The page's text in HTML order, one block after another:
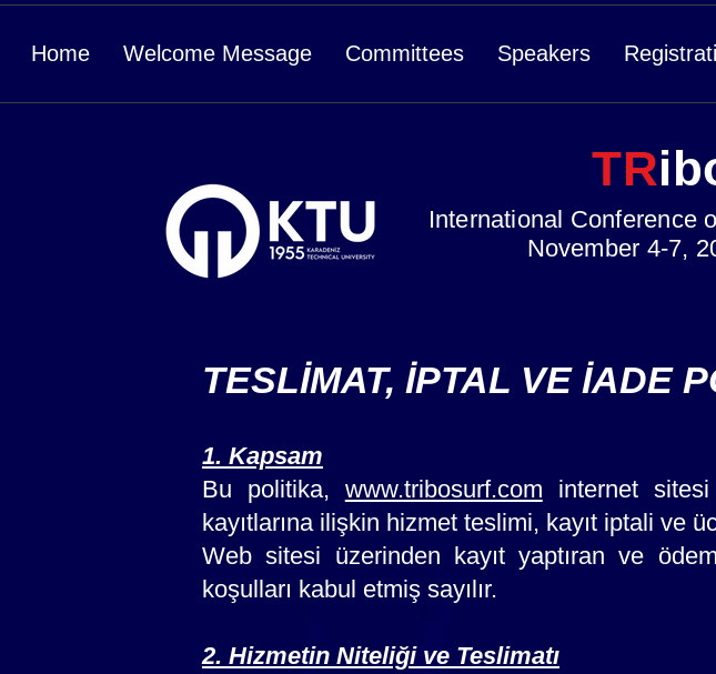
Home Welcome Message Committees Speakers
TR
International Conference
November 4-7,
TESLİMAT, İPTAL VE İADE
1. Kapsam
Bu politika, www.tribosurf.com internet sitesi
kayıtlarına ilişkin hizmet teslimi, kayıt iptali ve
Web sitesi üzerinden kayıt yaptıran ve
koşulları kabul etmiş sayılır.
2. Hizmetin Niteliği ve Teslimatı